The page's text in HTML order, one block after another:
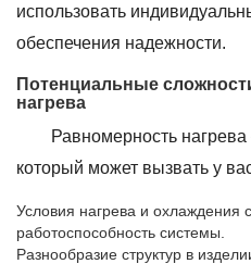
использовать
обеспечения надежности.
Потенциальные
нагрева
Равномерность
который может вызвать у
Условия нагрева и охлаждения
работоспособность системы.
Разнообразие структур в